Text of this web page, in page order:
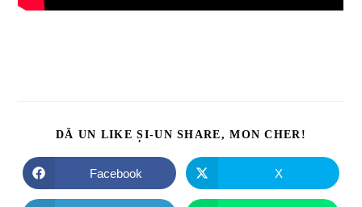
DĂ UN LIKE ȘI-UN SHARE, MON CHER!
Facebook X